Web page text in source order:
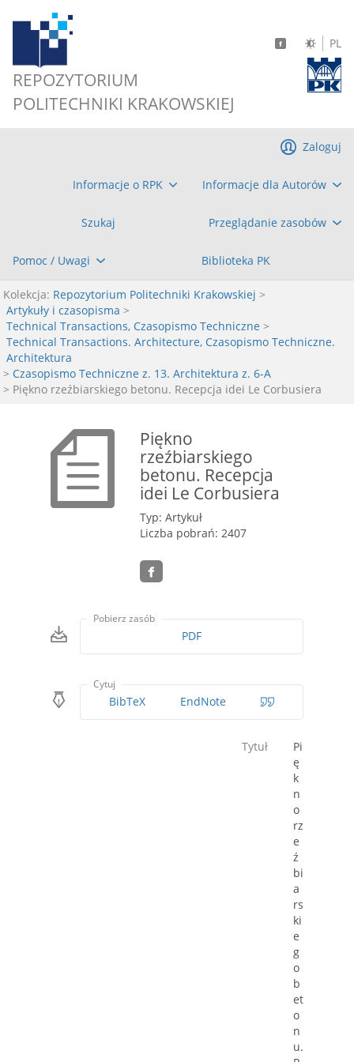
REPOZYTORIUM
POLITECHNIKI KRAKOWSKIEJ
PL
Informacje o RPK Informacje dla Autorów
Szukaj Przeglądanie zasobów
Pomoc / Uwagi Biblioteka PK
Zaloguj
Kolekcja: Repozytorium Politechniki Krakowskiej >
Artykuły i czasopisma >
Technical Transactions, Czasopismo Techniczne >
Technical Transactions. Architecture, Czasopismo Techniczne.
Architektura
> Czasopismo Techniczne z. 13. Architektura z. 6-A
> Piękno rzeźbiarskiego betonu. Recepcja idei Le Corbusiera
Piękno
rzeźbiarskiego
betonu. Recepcja
idei Le Corbusiera
Typ: Artykuł
Liczba pobrań: 2407
Pobierz zasób
PDF
Cytuj
BibTeX EndNote
Tytuł
Pi
ę
k
n
o
rz
e
ź
bi
a
rs
ki
e
g
o
b
et
o
n
u.